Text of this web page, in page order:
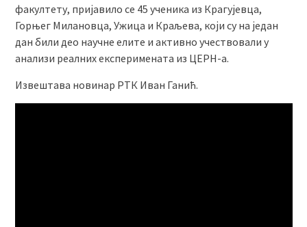
факултету, пријавило се 45 ученика из Крагујевца,
Горњег Милановца, Ужица и Краљева, који су на један
дан били део научне елите и активно учествовали у
анализи реалних експеримената из ЦЕРН-а.
Извештава новинар РТК Иван Ганић.